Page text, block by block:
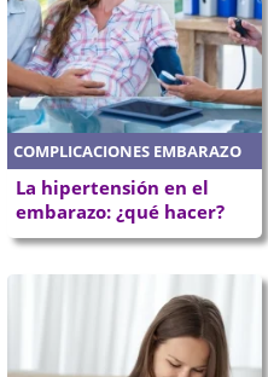
COMPLICACIONES EMBARAZO
La hipertensión en el
embarazo: ¿qué hacer?